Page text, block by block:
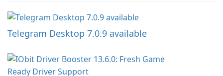
Telegram Desktop 7.0.9 available